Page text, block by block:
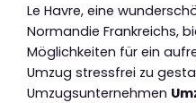
Le Havre, eine
Normandie Frankreichs,
Möglichkeiten für ein
Umzug stressfrei zu
Umzugsunternehmen